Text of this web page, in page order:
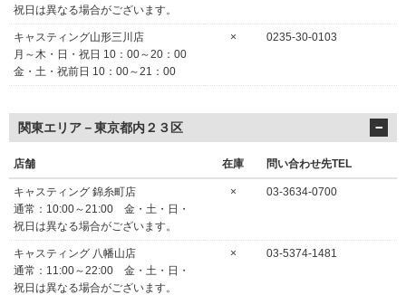
祝日は異なる場合がございます。
キャスティング山形三川店
月～木・日・祝日 10：00～20：00
金・土・祝前日 10：00～21：00
× 0235-30-0103
関東エリア－東京都内２３区
店舗 在庫 問い合わせ先TEL
キャスティング 錦糸町店
通常：10:00～21:00 金・土・日・
祝日は異なる場合がございます。
× 03-3634-0700
キャスティング 八幡山店
通常：11:00～22:00 金・土・日・
祝日は異なる場合がございます。
× 03-5374-1481